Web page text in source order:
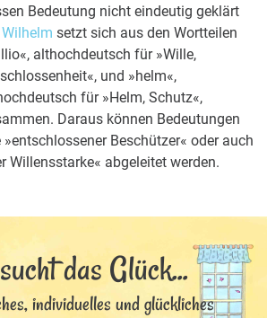
Bedeutung nicht eindeutig geklärt
Wilhelm setzt sich aus den Wortteilen
althochdeutsch für »Wille,
und »helm«,
für »Helm, Schutz«,
Daraus können Bedeutungen
»entschlossener Beschützer« oder auch
Willensstarke« abgeleitet werden.
das Glück...
individuelles und glückliches